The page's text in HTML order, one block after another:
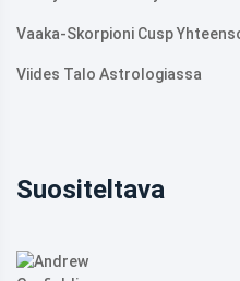
Vaaka-Skorpioni Cusp
Viides Talo Astrologiassa
Suositeltava